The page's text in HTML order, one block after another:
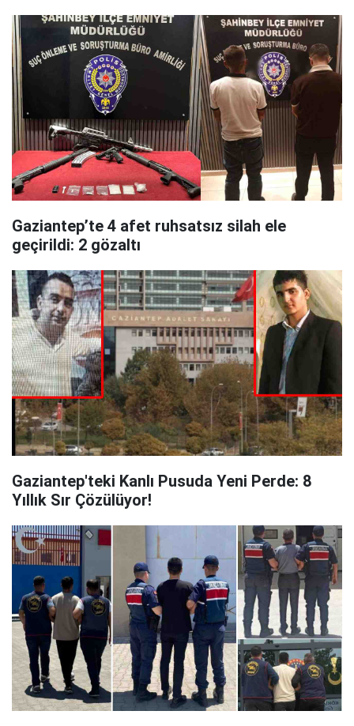
Gaziantep’te 4 afet ruhsatsız silah ele
geçirildi: 2 gözaltı
Gaziantep'teki Kanlı Pusuda Yeni Perde: 8
Yıllık Sır Çözülüyor!